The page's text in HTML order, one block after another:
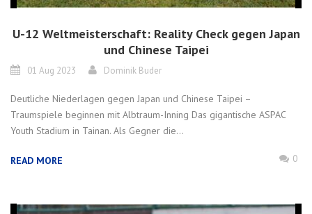
U-12 Weltmeisterschaft: Reality Check gegen Japan
und Chinese Taipei
01 Aug 2023 Dominik Buder
Deutliche Niederlagen gegen Japan und Chinese Taipei –
Traumspiele beginnen mit Albtraum-Inning Das gigantische ASPAC
Youth Stadium in Tainan. Als Gegner die...
READ MORE 0